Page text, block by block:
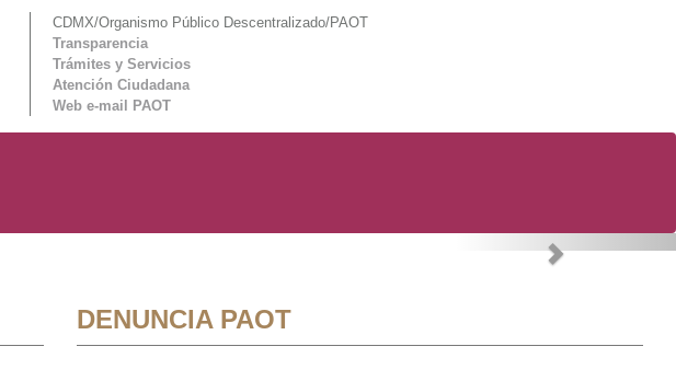
CDMX/Organismo Público Descentralizado/PAOT
Transparencia
Trámites y Servicios
Atención Ciudadana
Web e-mail PAOT
Next
DENUNCIA PAOT